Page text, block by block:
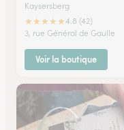
Kaysersberg
★★★★★4.8 (42)
3, rue Général de Gaulle
Voir la boutique